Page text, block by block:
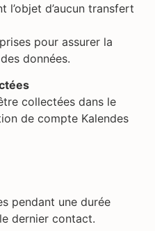
l’objet d’aucun transfert
pour assurer la
données.
collectées dans le
de compte Kalendes
pendant une durée
dernier contact.